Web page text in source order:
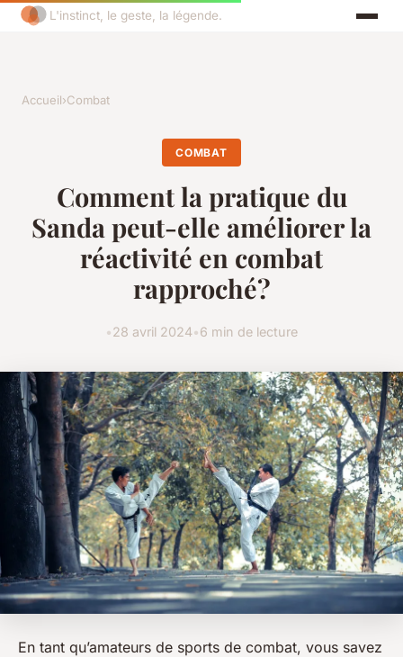
L'instinct, le geste, la légende.
Accueil›Combat
COMBAT
Comment la pratique du
Sanda peut-elle améliorer la
réactivité en combat
rapproché?
•28 avril 2024•6 min de lecture
En tant qu’amateurs de sports de combat, vous savez